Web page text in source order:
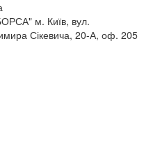
м. Київ, вул.
Сікевича, 20-А, оф. 205